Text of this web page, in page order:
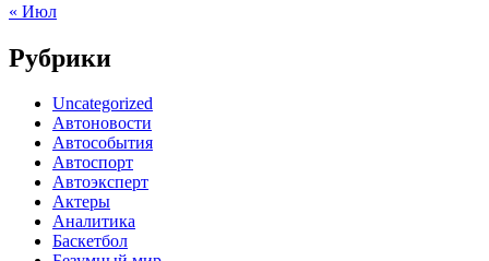
« Июл
Рубрики
Uncategorized
Автоновости
Автособытия
Автоспорт
Автоэксперт
Актеры
Аналитика
Баскетбол